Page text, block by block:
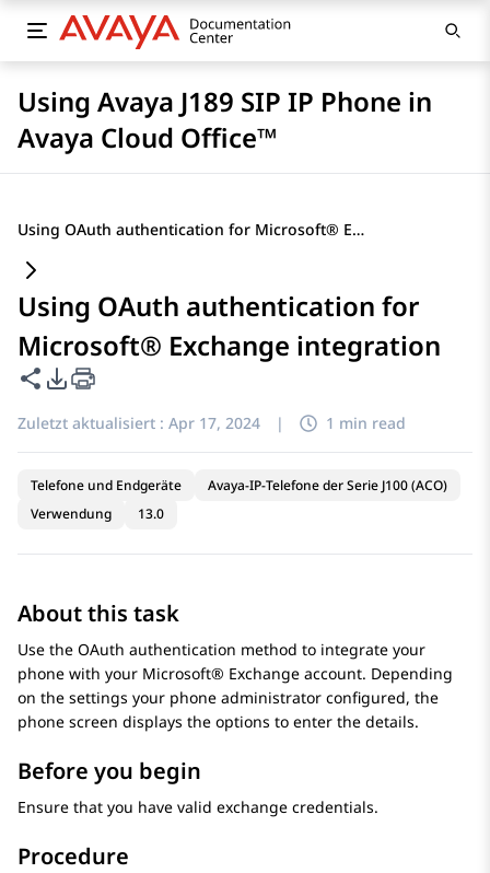
Using Avaya J189 SIP IP Phone in
Avaya Cloud Office™
Using OAuth authentication for Microsoft® Exchange integration
Using OAuth authentication for
Microsoft® Exchange integration
Diese Seite teilen
PDF-Exportoptionen
Zuletzt aktualisiert : Apr 17, 2024 | 1 min read
Telefone und Endgeräte
Avaya-IP-Telefone der Serie J100 (ACO)
Verwendung
13.0
About this task
Use the OAuth authentication method to integrate your
phone with your Microsoft® Exchange account. Depending
on the settings your phone administrator configured, the
phone screen displays the options to enter the details.
Before you begin
Ensure that you have valid exchange credentials.
Procedure